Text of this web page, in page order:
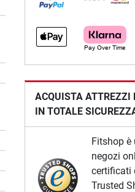
ACQUISTA ATTREZZI
IN TOTALE
Fitshop è
negozi
certificati
Trusted